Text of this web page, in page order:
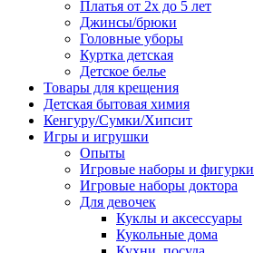
Платья от 2х до 5 лет
Джинсы/брюки
Головные уборы
Куртка детская
Детское белье
Товары для крещения
Детская бытовая химия
Кенгуру/Сумки/Хипсит
Игры и игрушки
Опыты
Игровые наборы и фигурки
Игровые наборы доктора
Для девочек
Куклы и аксессуары
Кукольные дома